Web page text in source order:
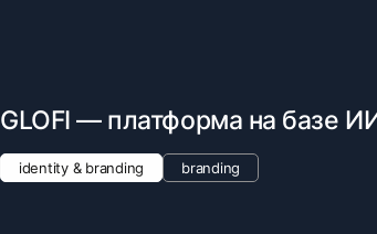
GLOFI — платформа на базе
identity & branding branding